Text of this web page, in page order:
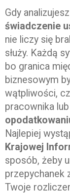
Gdy
świadczenie
nie liczy się
służy. Każdą
bo granica
biznesowym
wątpliwości,
pracownika
Najlepiej
Krajowej
sposób, żeby
przepychanek
Twoje